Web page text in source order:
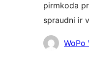
pirmkoda
spraudni ir
WoPo